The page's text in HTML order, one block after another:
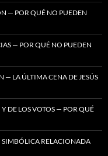
— POR QUÉ NO PUEDEN
— POR QUÉ NO PUEDEN
— LA ÚLTIMA CENA DE JESÚS
DE LOS VOTOS — POR QUÉ
SIMBÓLICA RELACIONADA